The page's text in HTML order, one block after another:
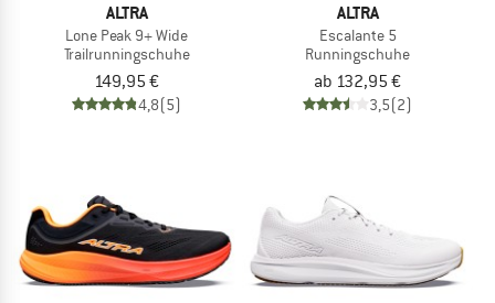
ALTRA
Lone Peak 9+ Wide
Trailrunningschuhe
149,95 €
4,8(5)
ALTRA
Escalante 5
Runningschuhe
ab 132,95 €
3,5(2)